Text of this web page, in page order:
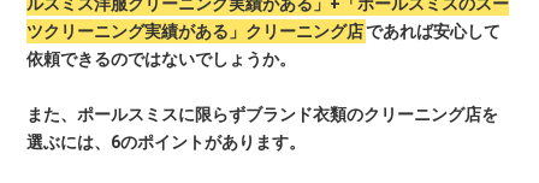
ツクリーニング実績がある」クリーニング店であれば安心して
依頼できるのではないでしょうか。
また、ポールスミスに限らずブランド衣類のクリーニング店を
選ぶには、6のポイントがあります。